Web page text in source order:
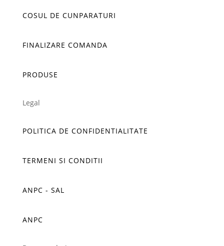
COSUL DE CUNPARATURI
FINALIZARE COMANDA
PRODUSE
Legal
POLITICA DE CONFIDENTIALITATE
TERMENI SI CONDITII
ANPC - SAL
ANPC